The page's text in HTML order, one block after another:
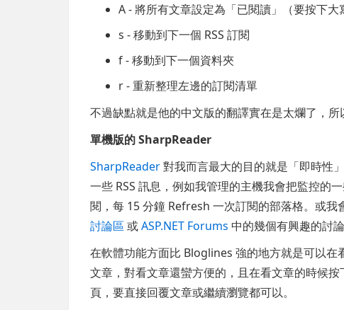
A - 將所有文章設定為「已閱讀」（要按下大
s - 移動到下一個 RSS 訂閱
f - 移動到下一個資料夾
r - 重新整理左邊的訂閱清單
不過缺點就是他的中文版的翻譯實在是太爛了，所
單機版的 SharpReader
SharpReader對我而言最大的目的就是「即時性
一些 RSS 訊息，例如我管理的主機我會把監控的
閱，每 15 分鐘 Refresh 一次訂閱的部落格。或
討論區 或ASP.NET Forums 中的幾個有興趣的討論
在軟體功能方面比 Bloglines 強的地方就是可以
文章，對看文章還蠻方便的，且在看文章的時候
頁，要直接回覆文章或繼續瀏覽都可以。